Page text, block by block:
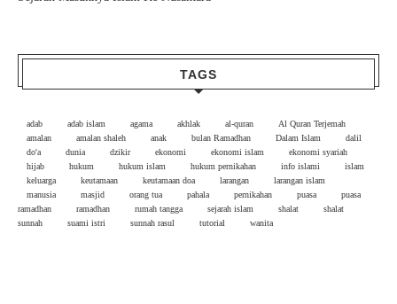
TAGS
adab adab islam agama akhlak al-quran
Al Quran Terjemah
amalan
amalan shaleh anak bulan Ramadhan Dalam Islam
dalil
do'a
dunia dzikir ekonomi ekonomi islam
ekonomi syariah
hijab
hukum hukum islam hukum pernikahan info islami
islam
keluarga
keutamaan keutamaan doa larangan
larangan islam
manusia
masjid orang tua pahala pernikahan puasa
puasa
ramadhan
ramadhan rumah tangga sejarah islam shalat
shalat
sunnah
suami istri sunnah rasul tutorial wanita